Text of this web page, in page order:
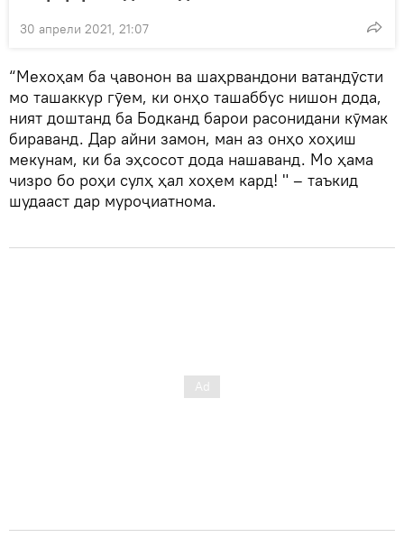
30 апрели 2021, 21:07
“Мехоҳам ба ҷавонон ва шаҳрвандони ватандӯсти
мо ташаккур гӯем, ки онҳо ташаббус нишон дода,
ният доштанд ба Бодканд барои расонидани кӯмак
бираванд. Дар айни замон, ман аз онҳо хоҳиш
мекунам, ки ба эҳсосот дода нашаванд. Мо ҳама
чизро бо роҳи сулҳ ҳал хоҳем кард! " – таъкид
шудааст дар муроҷиатнома.